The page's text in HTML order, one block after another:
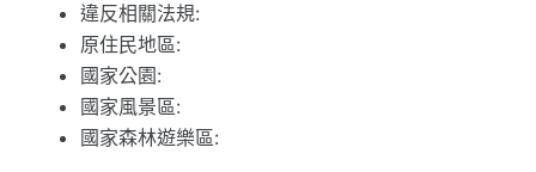
違反相關法規:
原住民地區:
國家公園:
國家風景區:
國家森林遊樂區: